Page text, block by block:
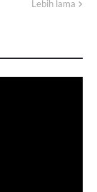
Lebih lama